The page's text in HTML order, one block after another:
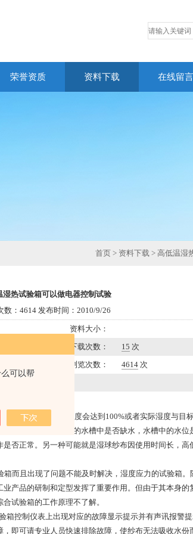
可以帮
荣誉资质 资料下载 在线留言
首页 > 资料下载 > 高低温湿
湿热试验箱可以做电器控制试验
数：4614 发布时间：2010/9/26
资料大小：
下载次数： 15 次
浏览次数： 4614 次
验中，出现实际湿度会达到100%或者实际湿度与目
要检查湿球传感器的水槽中是否缺水，水槽中的水位
否正常。另一种可能就是湿球纱布因使用时间长，
且出现了问题不能及时解决，湿度应力的试验箱。
产品的研制和定型发挥了重要作用。但由于其本身的
试验箱的工作原理不了解。
控制仪表上出现对应的故障显示提示并有声讯报警
即可请专业人员快速排除故障，使纱布无法吸收水